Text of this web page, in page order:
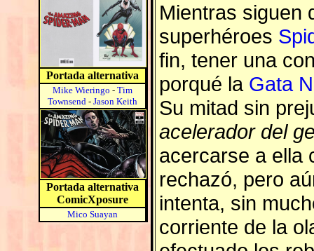
Portada alternativa
Mike Wieringo - Tim
Townsend - Jason Keith
Portada alternativa
ComicXposure
Mico Suayan
Mientras siguen
superhéroes
fin, tener una
porqué la Gata
Su mitad sin
acelerador del
acercarse a ella
rechazó, pero
intenta, sin
corriente de la